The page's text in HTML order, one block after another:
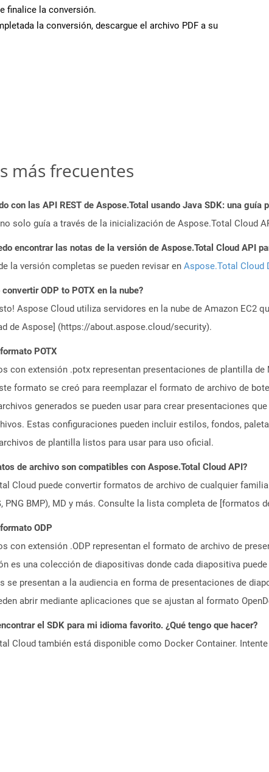
finalice la conversión.
la conversión, descargue el archivo PDF a su
más frecuentes
con las API REST de Aspose.Total usando Java SDK: una guía
no solo guía a través de la inicialización de Aspose.Total Cloud
encontrar las notas de la versión de Aspose.Total Cloud API
la versión completas se pueden revisar en Aspose.Total Cloud
convertir ODP to POTX en la nube?
Aspose Cloud utiliza servidores en la nube de Amazon EC2
de Aspose] (https://about.aspose.cloud/security).
POTX
con extensión .potx representan presentaciones de plantilla
formato se creó para reemplazar el formato de archivo de
generados se pueden usar para crear presentaciones
Estas configuraciones pueden incluir estilos, fondos,
de plantilla listos para usar para uso oficial.
de archivo son compatibles con Aspose.Total Cloud API?
Cloud puede convertir formatos de archivo de cualquier
PNG BMP), MD y más. Consulte la lista completa de [formatos
ODP
con extensión .ODP representan el formato de archivo de
es una colección de diapositivas donde cada diapositiva
se presentan a la audiencia en forma de presentaciones de
abrir mediante aplicaciones que se ajustan al formato
el SDK para mi idioma favorito. ¿Qué tengo que hacer?
Cloud también está disponible como Docker Container.